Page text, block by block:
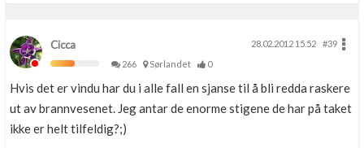
Cicca 28.02.2012 15.52
#39
266
Sørlandet 0
Hvis det er vindu har du i alle fall en sjanse til å bli redda raskere
ut av brannvesenet. Jeg antar de enorme stigene de har på taket
ikke er helt tilfeldig?;)